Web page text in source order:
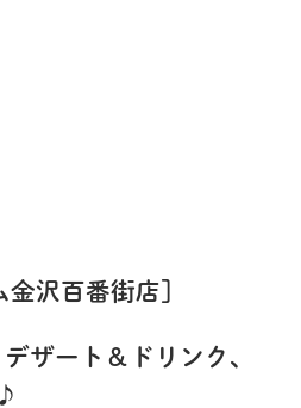
金沢百番街店］
ザート＆ドリンク、